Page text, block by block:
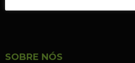
SOBRE NÓS